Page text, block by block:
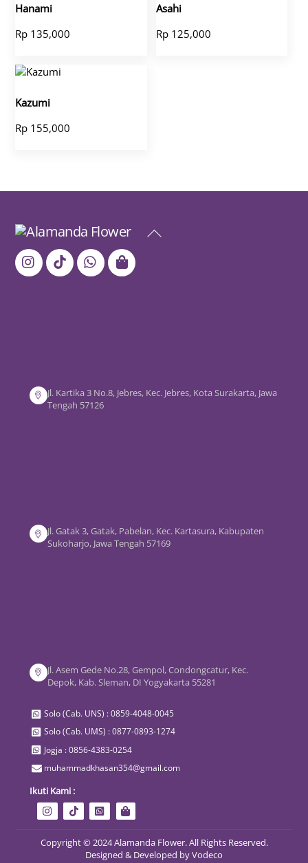
Hanami
Rp 135,000
Asahi
Rp125,000
Kazumi
Rp 155,000
Back
Jl. Kartika 3 No.8, Jebres, Kec. Jebres, Kota Surakarta, Jawa
Tengah 57126
Jl. Gatak 3, Gatak, Pabelan, Kec. Kartasura, Kabupaten
Sukoharjo, Jawa Tengah 57169
Jl. Asem Gede No.28, Gempol, Condongcatur, Kec.
Depok, Kab. Sleman, DI Yogyakarta 55281
Solo (Cab. UNS) : 0859-4048-0045
Solo (Cab. UMS) : 0877-0893-1274
Jogja : 0856-4383-0254
muhammadkhasan354@gmail.com
Ikuti Kami :
Copyright © 2024 Alamanda Flower. All Rights Reserved.
Designed & Developed byVodeco